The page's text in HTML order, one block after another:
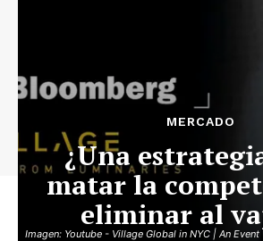
Imagen: Youtube - Village Global in NYC | An
MERCADO
¿Una
matar la
eliminar al